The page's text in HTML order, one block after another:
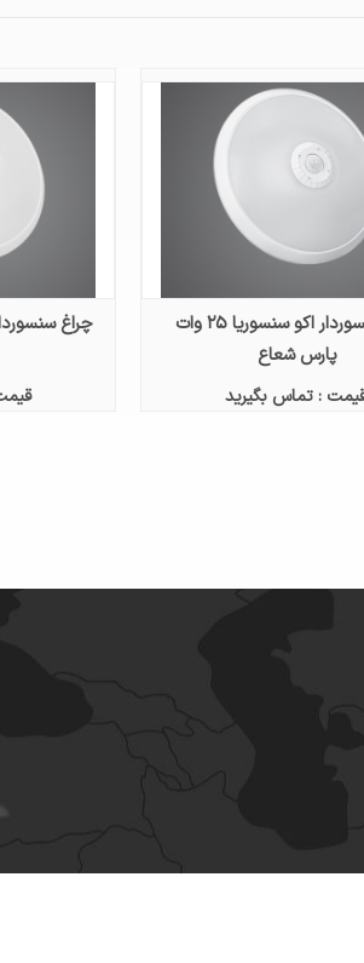
چراغ سنسوردار اکو سنسوریا ۲۵ وات
پارس شعاع
: تماس بگیرید